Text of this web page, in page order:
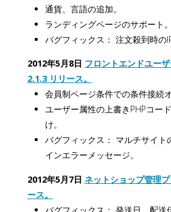
通貨、言語の追加。
ランディングページのサポート。
バグフィックス： 注文殺到時の
2012年5月8日 フロントエンドユー
2.1.3 リリース。
会員制ページ条件での条件接続
ユーザー属性の上書きPHPコー
け。
バグフィックス： マルチサイト
インエラーメッセージ。
2012年5月7日 ネットショップ管理
ース。
バグフィックス： 発送日、配送